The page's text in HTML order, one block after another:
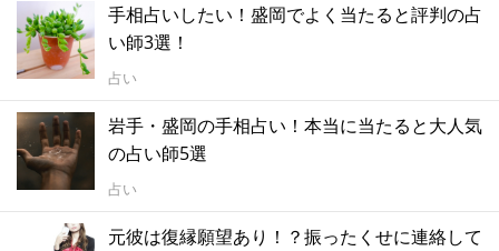
手相占いしたい！盛岡でよく当たると評判の占
い師3選！
占い
岩手・盛岡の手相占い！本当に当たると大人気
の占い師5選
占い
元彼は復縁願望あり！？振ったくせに連絡して